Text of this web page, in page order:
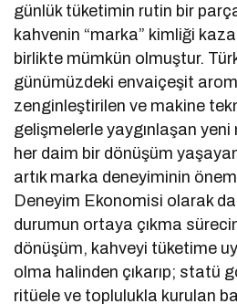
günlük tüketimin rutin bir
kahvenin “marka” kimliği
birlikte mümkün olmuştur.
günümüzdeki envaiçeşit
zenginleştirilen ve makine
gelişmelerle yaygınlaşan
her daim bir dönüşüm
artık marka deneyiminin
Deneyim Ekonomisi olarak
durumun ortaya çıkma
dönüşüm, kahveyi tüketime
olma halinden çıkarıp; statü
ritüele ve toplulukla kurulan